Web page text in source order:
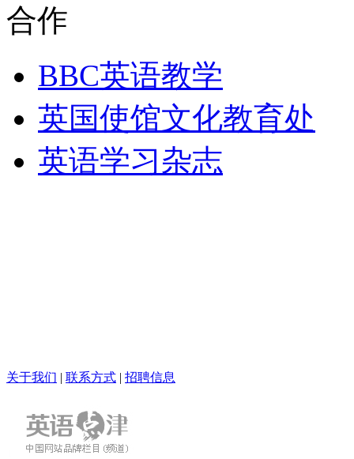
合作
BBC英语教学
英国使馆文化教育处
英语学习杂志
关于我们 | 联系方式 | 招聘信息